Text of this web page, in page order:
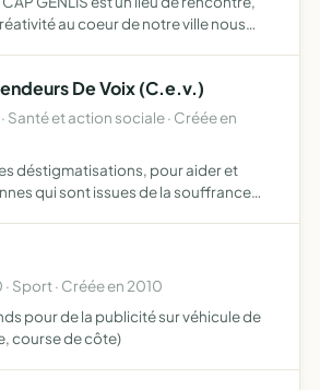
au coeur de notre ville nous
De Voix (C.e.v.)
Santé et action sociale · Créée en
déstigmatisations, pour aider et
qui sont issues de la souffrance
Sport · Créée en 2010
pour de la publicité sur véhicule de
course de côte)